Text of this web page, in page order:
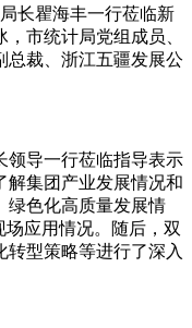
长瞿海丰一行莅临新
市统计局党组成员、
总裁、浙江五疆发展公
领导一行莅临指导表示
解集团产业发展情况和
绿色化高质量发展情
应用情况。随后，双
型策略等进行了深入